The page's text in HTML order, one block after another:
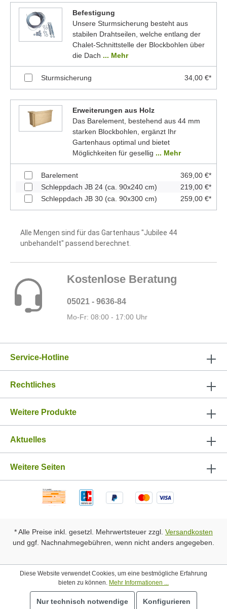
Befestigung
Unsere Sturmsicherung besteht aus
stabilen Drahtseilen, welche entlang der
Chalet-Schnittstelle der Blockbohlen über
die Dach ... Mehr
Sturmsicherung 34,00 €*
Erweiterungen aus Holz
Das Barelement, bestehend aus 44 mm
starken Blockbohlen, ergänzt Ihr
Gartenhaus optimal und bietet
Möglichkeiten für gesellig ... Mehr
Barelement
369,00 €*
Schleppdach JB 24 (ca. 90x240 cm)
219,00 €*
Schleppdach JB 30 (ca. 90x300 cm)
259,00 €*
Alle Mengen sind für das Gartenhaus "Jubilee 44
unbehandelt" passend berechnet.
Kostenlose Beratung
05021 - 9636-84
Mo-Fr: 08:00 - 17:00 Uhr
Service-Hotline
Rechtliches
Weitere Produkte
Aktuelles
Weitere Seiten
* Alle Preise inkl. gesetzl. Mehrwertsteuer zzgl. Versandkosten
und ggf. Nachnahmegebühren, wenn nicht anders angegeben.
Diese Website verwendet Cookies, um eine bestmögliche Erfahrung
bieten zu können. Mehr Informationen ...
Nur technisch notwendige Konfigurieren